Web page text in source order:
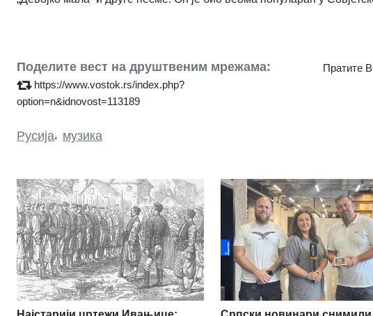
Поделите вест на друштвеним мрежама:
https://www.vostok.rs/index.php?
option=n&idnovost=113189
Пратите
Русија, музика